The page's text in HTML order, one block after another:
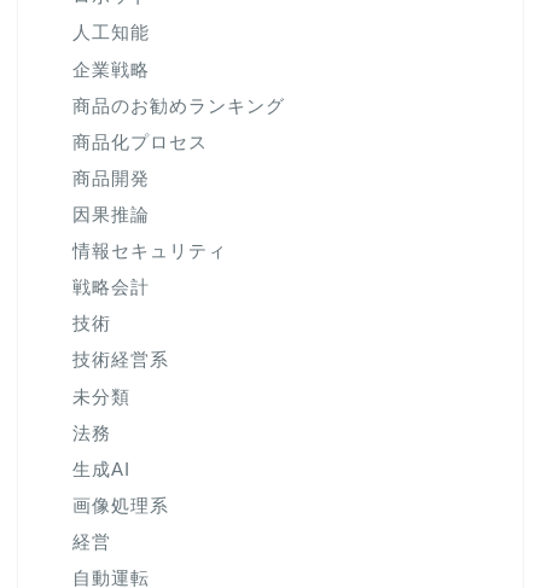
人工知能
企業戦略
商品のお勧めランキング
商品化プロセス
商品開発
因果推論
情報セキュリティ
戦略会計
技術
技術経営系
未分類
法務
生成AI
画像処理系
経営
自動運転